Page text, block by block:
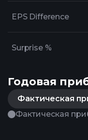
EPS Difference
Surprise %
Годовая
Фактическая
Фактическая